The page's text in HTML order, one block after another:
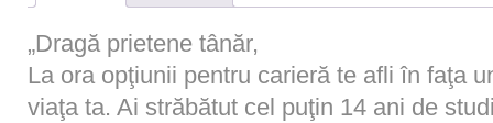
„Dragă prietene tânăr,
La ora opţiunii pentru carieră te afli în faţa
viaţa ta. Ai străbătut cel puţin 14 ani de